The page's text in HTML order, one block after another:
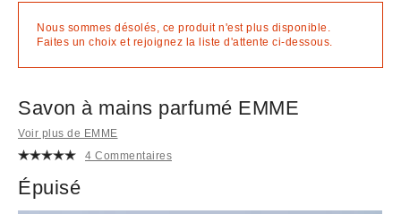
Nous sommes désolés, ce produit n'est plus disponible.
Faites un choix et rejoignez la liste d'attente ci-dessous.
Savon à mains parfumé EMME
Voir plus de EMME
4 Commentaires
Épuisé